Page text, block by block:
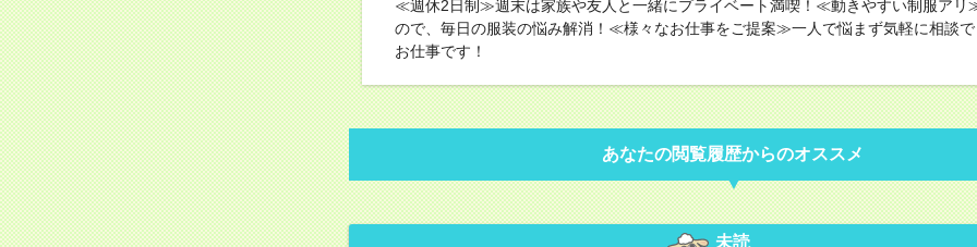
≪週休2日制≫週末は家族や友人と一緒にプライベート満喫！≪動きやすい制服アリ
ので、毎日の服装の悩み解消！≪様々なお仕事をご提案≫一人で悩まず気軽に相談
お仕事です！
あなたの閲覧履歴からのオススメ
未読